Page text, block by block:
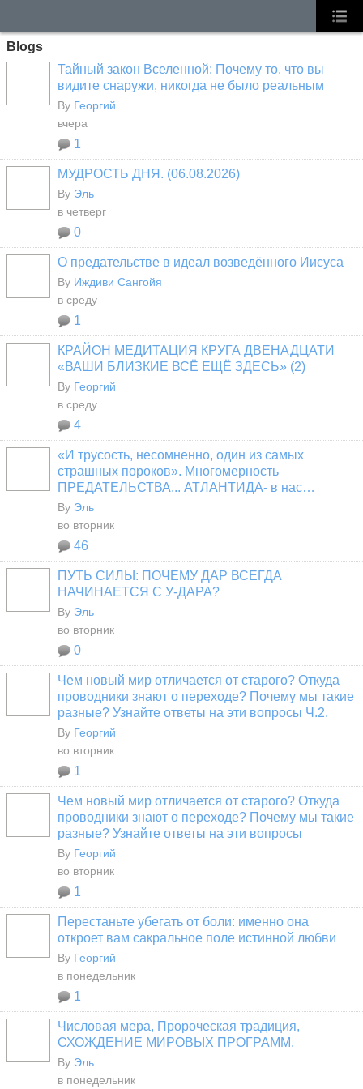
Blogs
Тайный закон Вселенной: Почему то, что вы
видите снаружи, никогда не было реальным
By Георгий
вчера
1
МУДРОСТЬ ДНЯ. (06.08.2026)
By Эль
в четверг
0
О предательстве в идеал возведённого Иисуса
By Иждиви Сангойя
в среду
1
КРАЙОН МЕДИТАЦИЯ КРУГА ДВЕНАДЦАТИ
«ВАШИ БЛИЗКИЕ ВСЁ ЕЩЁ ЗДЕСЬ» (2)
By Георгий
в среду
4
«И трусость, несомненно, один из самых
страшных пороков». Многомерность
ПРЕДАТЕЛЬСТВА... АТЛАНТИДА- в нас…
By Эль
во вторник
46
ПУТЬ СИЛЫ: ПОЧЕМУ ДАР ВСЕГДА
НАЧИНАЕТСЯ С У-ДАРА?
By Эль
во вторник
0
Чем новый мир отличается от старого? Откуда
проводники знают о переходе? Почему мы такие
разные? Узнайте ответы на эти вопросы Ч.2.
By Георгий
во вторник
1
Чем новый мир отличается от старого? Откуда
проводники знают о переходе? Почему мы такие
разные? Узнайте ответы на эти вопросы
By Георгий
во вторник
1
Перестаньте убегать от боли: именно она
откроет вам сакральное поле истинной любви
By Георгий
в понедельник
1
Числовая мера, Пророческая традиция,
СХОЖДЕНИЕ МИРОВЫХ ПРОГРАММ.
By Эль
в понедельник